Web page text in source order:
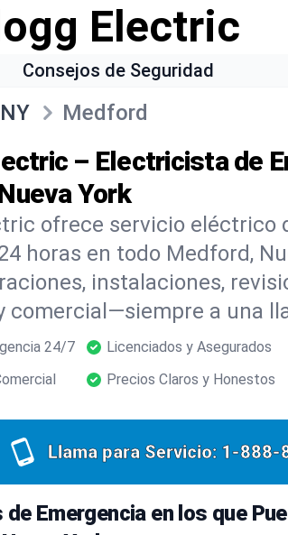
Electric
Consejos de Seguridad
NY Medford
– Electricista de
York
ofrece servicio eléctrico
horas en todo Medford,
instalaciones,
comercial—siempre a una
24/7 Licenciados y Asegurados
Precios Claros y Honestos
Llama para Servicio: 1-888-
Emergencia en los que